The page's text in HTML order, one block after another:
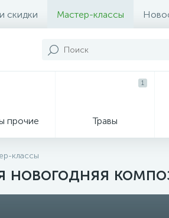
скидки Мастер-классы
прочие Травы
1
классы
новогодняя